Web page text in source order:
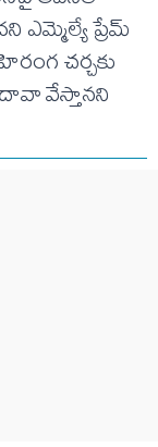
ఎమ్మెల్యే ప్రేమ్
చర్చకు
దావా వేస్తానని